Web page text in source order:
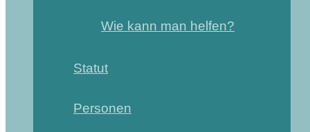
Wie kann man helfen?
Statut
Personen